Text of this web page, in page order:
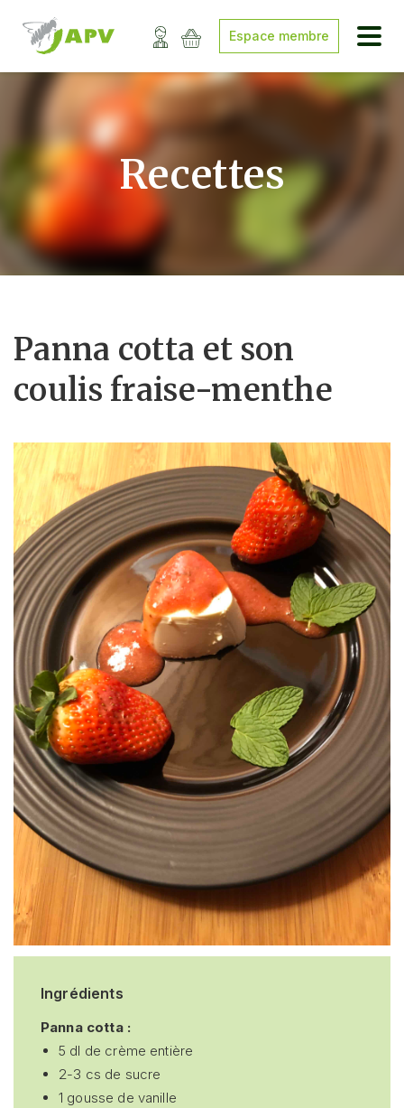
Espace membre
Recettes
Panna cotta et son
coulis fraise-menthe
Ingrédients
Panna cotta :
5 dl de crème entière
2-3 cs de sucre
1 gousse de vanille